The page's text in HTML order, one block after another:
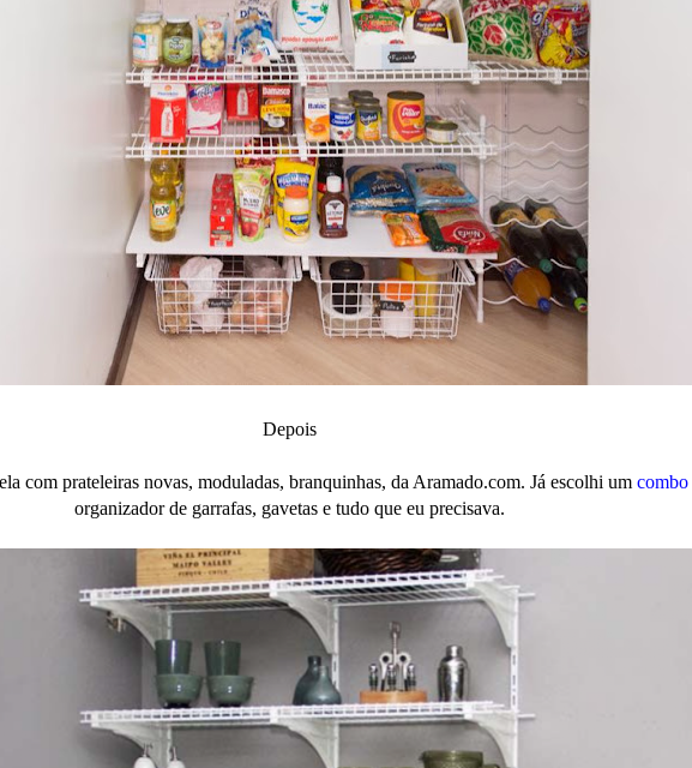
Depois
com prateleiras novas, moduladas, branquinhas, da Aramado.com. Já escolhi um combo
organizador de garrafas, gavetas e tudo que eu precisava.